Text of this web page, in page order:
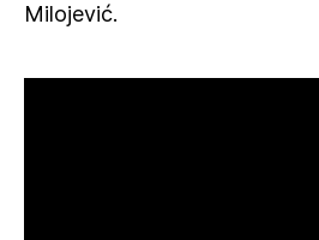
Milojević.